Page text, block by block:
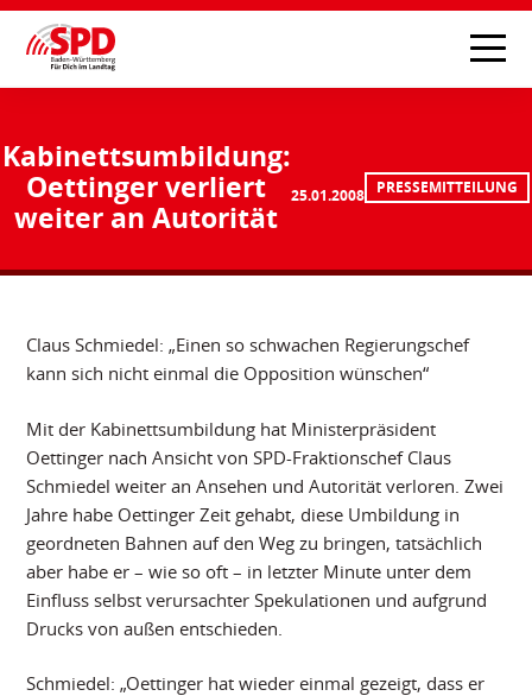
Kabinettsumbildung:
Oettinger verliert
weiter an Autorität
25.01.2008 PRESSEMITTEILUNG
Claus Schmiedel: „Einen so schwachen Regierungschef
kann sich nicht einmal die Opposition wünschen“
Mit der Kabinettsumbildung hat Ministerpräsident
Oettinger nach Ansicht von SPD-Fraktionschef Claus
Schmiedel weiter an Ansehen und Autorität verloren. Zwei
Jahre habe Oettinger Zeit gehabt, diese Umbildung in
geordneten Bahnen auf den Weg zu bringen, tatsächlich
aber habe er – wie so oft – in letzter Minute unter dem
Einfluss selbst verursachter Spekulationen und aufgrund
Drucks von außen entschieden.
Schmiedel: „Oettinger hat wieder einmal gezeigt, dass er